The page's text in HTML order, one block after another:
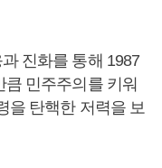
진화를 통해 1987
민주주의를 키워
을 탄핵한 저력을 보